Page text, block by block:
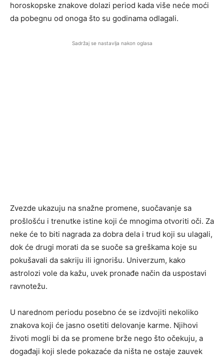
horoskopske znakove dolazi period kada više neće moći
da pobegnu od onoga što su godinama odlagali.
Sadržaj se nastavlja nakon oglasa
Zvezde ukazuju na snažne promene, suočavanje sa
prošlošću i trenutke istine koji će mnogima otvoriti oči. Za
neke će to biti nagrada za dobra dela i trud koji su ulagali,
dok će drugi morati da se suoče sa greškama koje su
pokušavali da sakriju ili ignorišu. Univerzum, kako
astrolozi vole da kažu, uvek pronađe način da uspostavi
ravnotežu.
U narednom periodu posebno će se izdvojiti nekoliko
znakova koji će jasno osetiti delovanje karme. Njihovi
životi mogli bi da se promene brže nego što očekuju, a
događaji koji slede pokazaće da ništa ne ostaje zauvek